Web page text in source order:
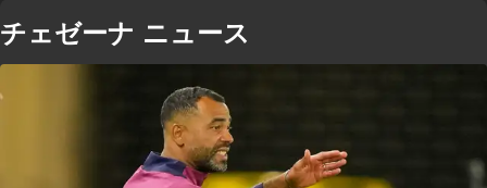
チェゼーナ ニュース